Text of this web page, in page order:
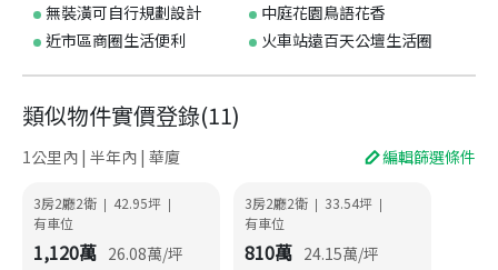
無裝潢可自行規劃設計
中庭花園鳥語花香
近市區商圈生活便利
火車站遠百天公壇生活圈
類似物件實價登錄(11)
1公里內 | 半年內 | 華廈 編輯篩選條件
3房2廳2衛 | 42.95坪 |
有車位
1,120萬 26.08萬/坪
3房2廳2衛 | 33.54坪 |
有車位
810萬 24.15萬/坪